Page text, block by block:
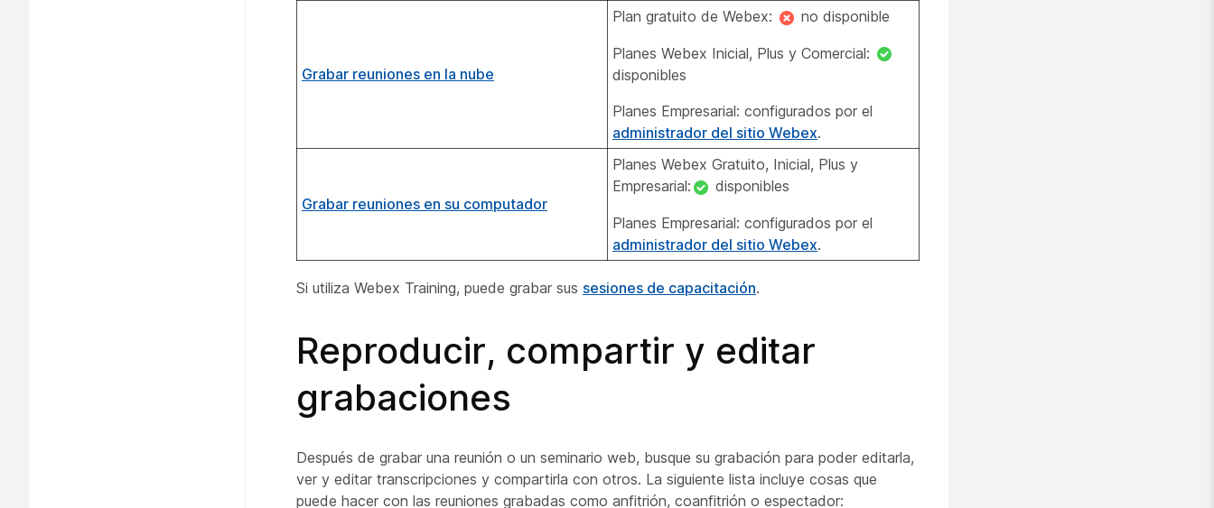
Grabar reuniones en la nube
Plan gratuito de Webex: no disponible
Planes Webex Inicial, Plus y Comercial:
disponibles
Planes Empresarial: configurados por el
administrador del sitio Webex.
Grabar reuniones en su computador
Planes Webex Gratuito, Inicial, Plus y
Empresarial:
disponibles
Planes Empresarial: configurados por el
administrador del sitio Webex.
Si utiliza Webex Training, puede grabar sus sesiones de capacitación.
Reproducir, compartir y editar
grabaciones
Después de grabar una reunión o un seminario web, busque su grabación para poder editarla,
ver y editar transcripciones y compartirla con otros. La siguiente lista incluye cosas que
puede hacer con las reuniones grabadas como anfitrión, coanfitrión o espectador: